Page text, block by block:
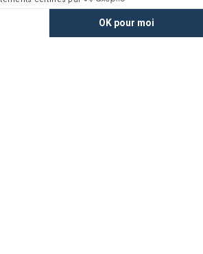
Maisons + Terrains